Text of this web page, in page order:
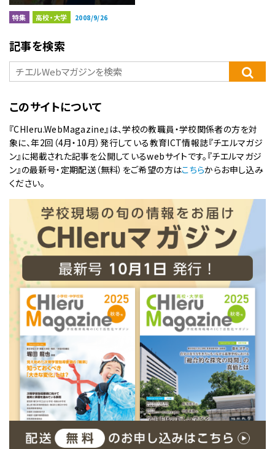
特集 高校・大学 2008/9/26
記事を検索
このサイトについて
『CHIeru.WebMagazine』は、学校の教職員・学校関係者の方を対
象に、年2回（4月・10月）発行している教育ICT情報誌『チエルマガジ
ン』に掲載された記事を公開しているwebサイトです。『チエルマガジ
ン』の最新号・定期配送（無料）をご希望の方はこちらからお申し込み
ください。